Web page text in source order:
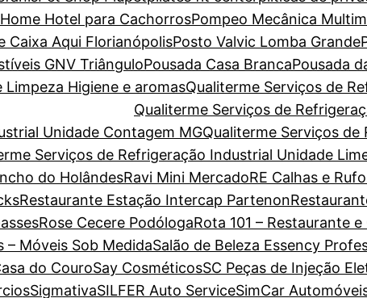
Hotel para CachorrosPompeo Mecânica
Caixa Aqui FlorianópolisPosto Valvic Lomba Grande
GNV TriânguloPousada Casa BrancaPousada
Higiene e aromasQualiterme Serviços de
Qualiterme Serviços de
Unidade Contagem MGQualiterme Serviços de
Serviços de Refrigeração Industrial Unidade
do HolândesRavi Mini MercadoRE Calhas e
Restaurante Estação Intercap Partenon
Rose Cecere PodólogaRota 101 – Restaurante e
– Móveis Sob MedidaSalão de Beleza Essency
do CouroSay CosméticosSC Peças de Injeção
SigmativaSILFER Auto ServiceSimCar